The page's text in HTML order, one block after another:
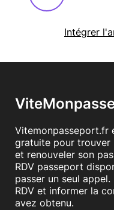
Intégrer
Vitemonpasseport.fr
gratuite pour trouver
et renouveler son
RDV passeport
passer un seul
RDV et informer la
avez obtenu.